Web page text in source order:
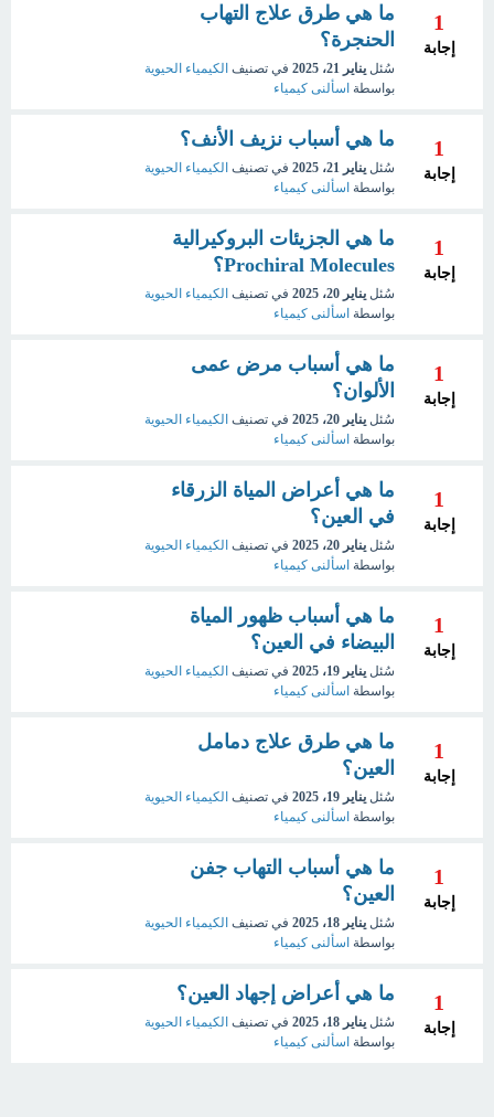
1
إجابة
ما هي طرق علاج التهاب
الحنجرة؟
سُئل يناير 21، 2025 في تصنيف الكيمياء الحيوية
بواسطة اسألنى كيمياء
1
إجابة
ما هي أسباب نزيف الأنف؟
سُئل يناير 21، 2025 في تصنيف الكيمياء الحيوية
بواسطة اسألنى كيمياء
1
إجابة
ما هي الجزيئات البروكيرالية
Prochiral Molecules؟
سُئل يناير 20، 2025 في تصنيف الكيمياء الحيوية
بواسطة اسألنى كيمياء
1
إجابة
ما هي أسباب مرض عمى
الألوان؟
سُئل يناير 20، 2025 في تصنيف الكيمياء الحيوية
بواسطة اسألنى كيمياء
1
إجابة
ما هي أعراض المياة الزرقاء
في العين؟
سُئل يناير 20، 2025 في تصنيف الكيمياء الحيوية
بواسطة اسألنى كيمياء
1
إجابة
ما هي أسباب ظهور المياة
البيضاء في العين؟
سُئل يناير 19، 2025 في تصنيف الكيمياء الحيوية
بواسطة اسألنى كيمياء
1
إجابة
ما هي طرق علاج دمامل
العين؟
سُئل يناير 19، 2025 في تصنيف الكيمياء الحيوية
بواسطة اسألنى كيمياء
1
إجابة
ما هي أسباب التهاب جفن
العين؟
سُئل يناير 18، 2025 في تصنيف الكيمياء الحيوية
بواسطة اسألنى كيمياء
1
إجابة
ما هي أعراض إجهاد العين؟
سُئل يناير 18، 2025 في تصنيف الكيمياء الحيوية
بواسطة اسألنى كيمياء